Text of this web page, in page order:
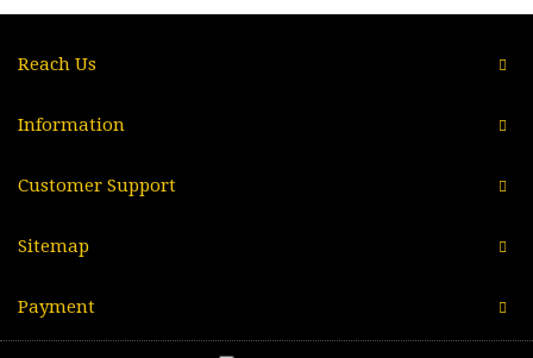
Reach Us
Information
Customer Support
Sitemap
Payment